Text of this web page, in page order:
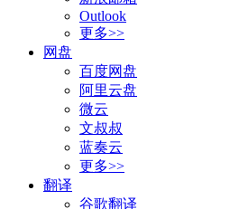
Outlook
更多>>
网盘
百度网盘
阿里云盘
微云
文叔叔
蓝奏云
更多>>
翻译
谷歌翻译